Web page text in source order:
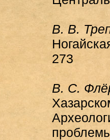
В. В.
273
В. С.